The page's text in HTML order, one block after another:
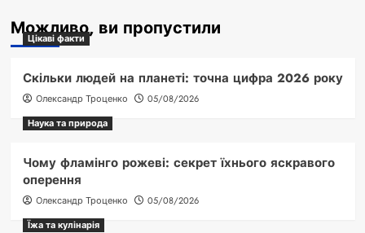
Можливо, ви пропустили
Цікаві факти
Скільки людей на планеті: точна цифра 2026 року
Олександр Троценко
05/08/2026
Наука та природа
Чому фламінго рожеві: секрет їхнього яскравого
оперення
Олександр Троценко
05/08/2026
Їжа та кулінарія